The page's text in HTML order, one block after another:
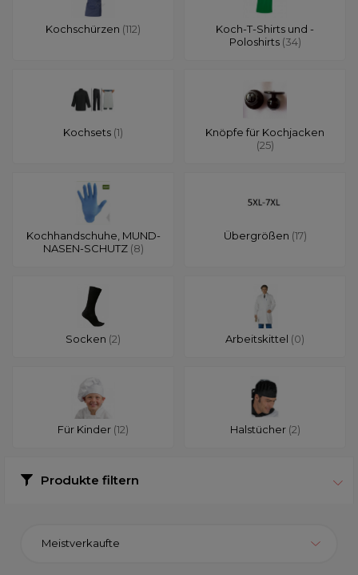
Kochschürzen (112)
Koch-T-Shirts und -
Poloshirts (34)
Kochsets (1)
Knöpfe für Kochjacken
(25)
Kochhandschuhe, MUND-
NASEN-SCHUTZ (8)
Übergrößen (17)
Socken (2) Arbeitskittel (0)
Für Kinder (12) Halstücher (2)
Produkte filtern
Meistverkaufte